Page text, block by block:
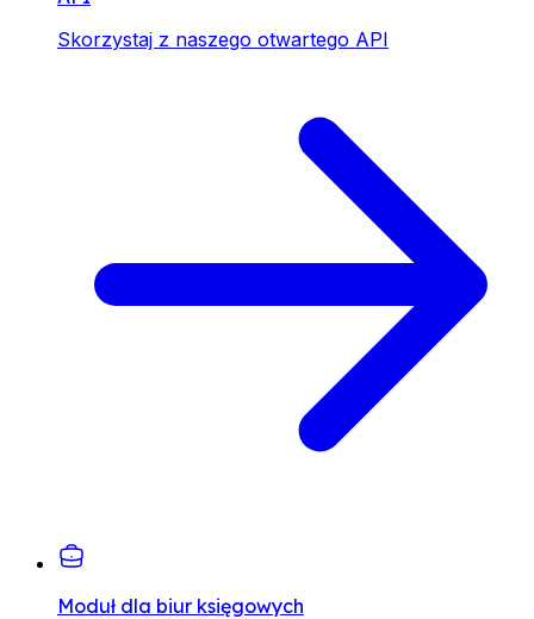
Skorzystaj z naszego otwartego API
Moduł dla biur księgowych